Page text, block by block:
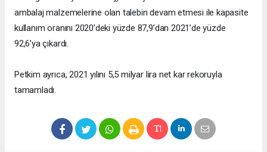
ambalaj malzemelerine olan talebin devam etmesi ile kapasite
kullanım oranını 2020’deki yüzde 87,9’dan 2021’de yüzde
92,6’ya çıkardı.
Petkim ayrıca, 2021 yılını 5,5 milyar lira net kar rekoruyla
tamamladı.